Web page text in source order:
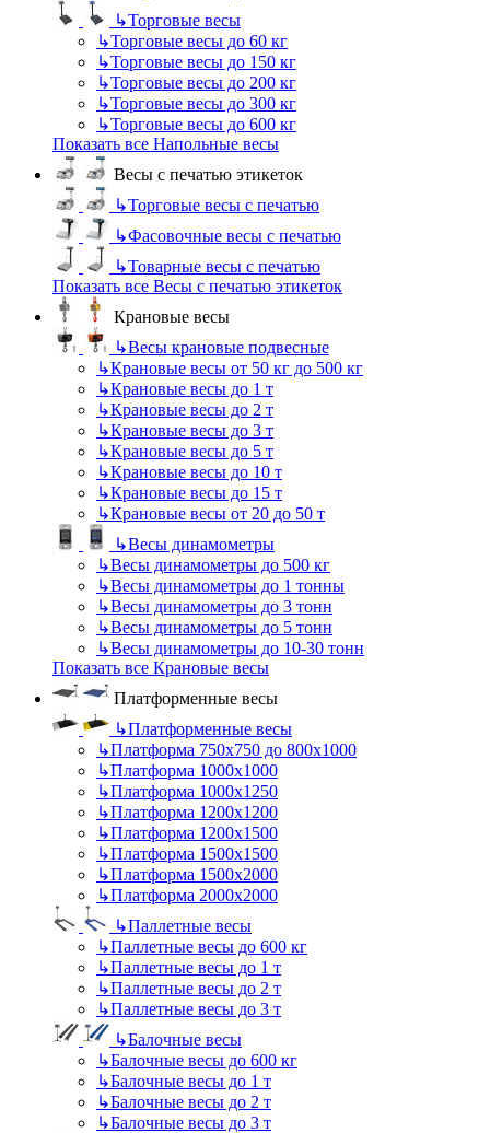
↳Торговые весы
↳Торговые весы до 60 кг
↳Торговые весы до 150 кг
↳Торговые весы до 200 кг
↳Торговые весы до 300 кг
↳Торговые весы до 600 кг
Показать все Напольные весы
Весы с печатью этикеток
↳Торговые весы с печатью
↳Фасовочные весы с печатью
↳Товарные весы с печатью
Показать все Весы с печатью этикеток
Крановые весы
↳Весы крановые подвесные
↳Крановые весы от 50 кг до 500 кг
↳Крановые весы до 1 т
↳Крановые весы до 2 т
↳Крановые весы до 3 т
↳Крановые весы до 5 т
↳Крановые весы до 10 т
↳Крановые весы до 15 т
↳Крановые весы от 20 до 50 т
↳Весы динамометры
↳Весы динамометры до 500 кг
↳Весы динамометры до 1 тонны
↳Весы динамометры до 3 тонн
↳Весы динамометры до 5 тонн
↳Весы динамометры до 10-30 тонн
Показать все Крановые весы
Платформенные весы
↳Платформенные весы
↳Платформа 750х750 до 800х1000
↳Платформа 1000х1000
↳Платформа 1000х1250
↳Платформа 1200х1200
↳Платформа 1200х1500
↳Платформа 1500х1500
↳Платформа 1500х2000
↳Платформа 2000х2000
↳Паллетные весы
↳Паллетные весы до 600 кг
↳Паллетные весы до 1 т
↳Паллетные весы до 2 т
↳Паллетные весы до 3 т
↳Балочные весы
↳Балочные весы до 600 кг
↳Балочные весы до 1 т
↳Балочные весы до 2 т
↳Балочные весы до 3 т